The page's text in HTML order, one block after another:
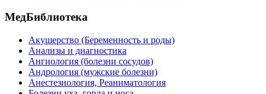
МедБиблиотека
Акушерство (Беременность и роды)
Анализы и диагностика
Ангиология (болезни сосудов)
Андрология (мужские болезни)
Анестезиология, Реаниматология